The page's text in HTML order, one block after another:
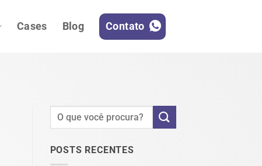
Cases Blog Contato
POSTS RECENTES